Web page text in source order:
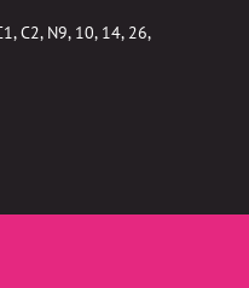
C2, N9, 10, 14, 26,